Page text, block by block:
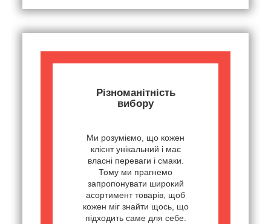
Різноманітність
вибору
Ми розуміємо, що кожен
клієнт унікальний і має
власні переваги і смаки.
Тому ми прагнемо
запропонувати широкий
асортимент товарів, щоб
кожен міг знайти щось, що
підходить саме для себе.